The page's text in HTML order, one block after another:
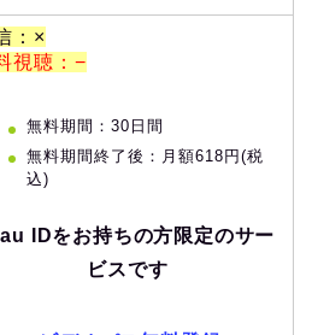
：×
視聴：−
無料期間：30日間
無料期間終了後：月額618円(税
込)
IDをお持ちの方限定のサー
ビスです